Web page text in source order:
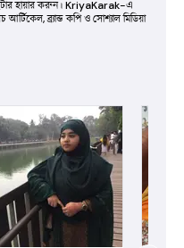
হায়ার করুন। KriyaKarak-এ
ব্র্যান্ড কপি ও সোশ্যাল মিডিয়া